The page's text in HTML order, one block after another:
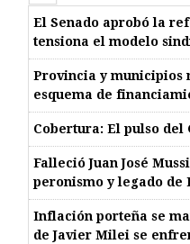
El Senado aprobó la
tensiona el modelo
Provincia y municipios
esquema de
Cobertura: El pulso
Falleció Juan José
peronismo y legado de
Inflación porteña se
de Javier Milei se